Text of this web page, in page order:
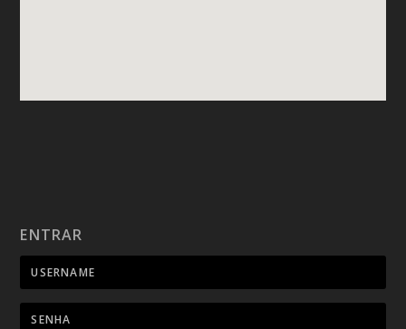
ENTRAR